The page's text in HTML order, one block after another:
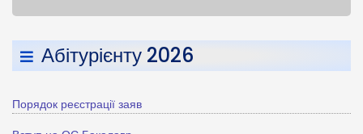
Абітурієнту 2026
Порядок реєстрації заяв